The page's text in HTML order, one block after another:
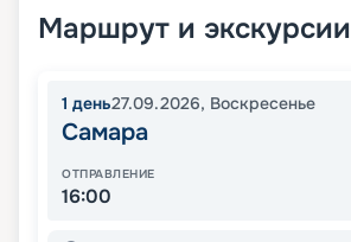
Маршрут и экскурсии
1 день27.09.2026, Воскресенье
Самара
ОТПРАВЛЕНИЕ
16:00